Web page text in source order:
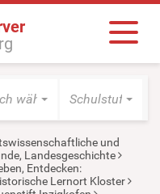
wählen Schulstufe
und
Landesgeschichte
Entdecken:
Lernort Kloster